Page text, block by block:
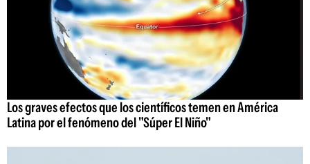
Los graves efectos que los científicos temen en América
Latina por el fenómeno del "Súper El Niño"